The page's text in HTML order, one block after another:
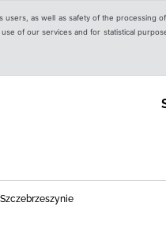
users, as well as safety of the
of our services and for statistical